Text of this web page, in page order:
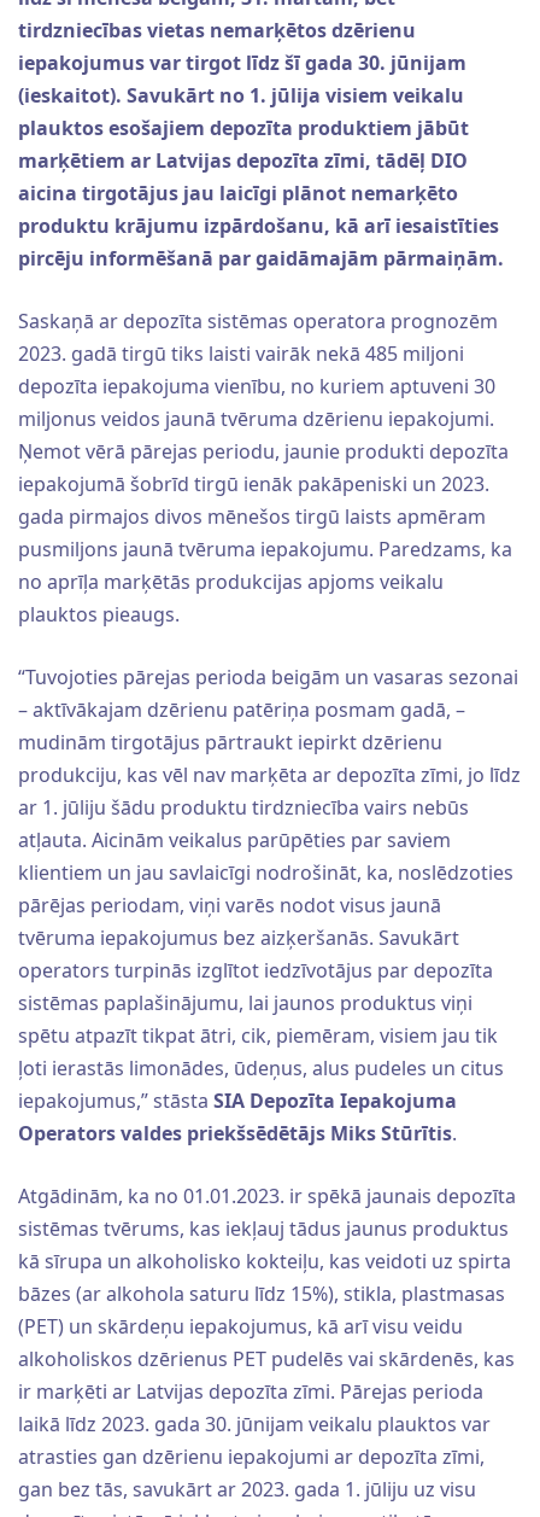
tirdzniecības vietas nemarķētos dzērienu
iepakojumus var tirgot līdz šī gada 30. jūnijam
(ieskaitot). Savukārt no 1. jūlija visiem veikalu
plauktos esošajiem depozīta produktiem jābūt
marķētiem ar Latvijas depozīta zīmi, tādēļ DIO
aicina tirgotājus jau laicīgi plānot nemarķēto
produktu krājumu izpārdošanu, kā arī iesaistīties
pircēju informēšanā par gaidāmajām pārmaiņām.
Saskaņā ar depozīta sistēmas operatora prognozēm
2023. gadā tirgū tiks laisti vairāk nekā 485 miljoni
depozīta iepakojuma vienību, no kuriem aptuveni 30
miljonus veidos jaunā tvēruma dzērienu iepakojumi.
Ņemot vērā pārejas periodu, jaunie produkti depozīta
iepakojumā šobrīd tirgū ienāk pakāpeniski un 2023.
gada pirmajos divos mēnešos tirgū laists apmēram
pusmiljons jaunā tvēruma iepakojumu. Paredzams, ka
no aprīļa marķētās produkcijas apjoms veikalu
plauktos pieaugs.
“Tuvojoties pārejas perioda beigām un vasaras sezonai
– aktīvākajam dzērienu patēriņa posmam gadā, –
mudinām tirgotājus pārtraukt iepirkt dzērienu
produkciju, kas vēl nav marķēta ar depozīta zīmi, jo līdz
ar 1. jūliju šādu produktu tirdzniecība vairs nebūs
atļauta. Aicinām veikalus parūpēties par saviem
klientiem un jau savlaicīgi nodrošināt, ka, noslēdzoties
pārējas periodam, viņi varēs nodot visus jaunā
tvēruma iepakojumus bez aizķeršanās. Savukārt
operators turpinās izglītot iedzīvotājus par depozīta
sistēmas paplašinājumu, lai jaunos produktus viņi
spētu atpazīt tikpat ātri, cik, piemēram, visiem jau tik
ļoti ierastās limonādes, ūdeņus, alus pudeles un citus
iepakojumus,” stāsta SIA Depozīta Iepakojuma
Operators valdes priekšsēdētājs Miks Stūrītis.
Atgādinām, ka no 01.01.2023. ir spēkā jaunais depozīta
sistēmas tvērums, kas iekļauj tādus jaunus produktus
kā sīrupa un alkoholisko kokteiļu, kas veidoti uz spirta
bāzes (ar alkohola saturu līdz 15%), stikla, plastmasas
(PET) un skārdeņu iepakojumus, kā arī visu veidu
alkoholiskos dzērienus PET pudelēs vai skārdenēs, kas
ir marķēti ar Latvijas depozīta zīmi. Pārejas perioda
laikā līdz 2023. gada 30. jūnijam veikalu plauktos var
atrasties gan dzērienu iepakojumi ar depozīta zīmi,
gan bez tās, savukārt ar 2023. gada 1. jūliju uz visu